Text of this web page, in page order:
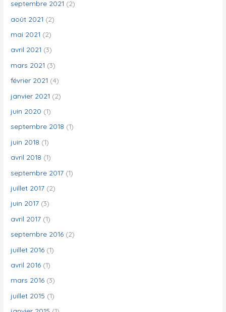
septembre 2021 (2)
août 2021 (2)
mai 2021 (2)
avril 2021 (3)
mars 2021 (3)
février 2021 (4)
janvier 2021 (2)
juin 2020 (1)
septembre 2018 (1)
juin 2018 (1)
avril 2018 (1)
septembre 2017 (1)
juillet 2017 (2)
juin 2017 (3)
avril 2017 (1)
septembre 2016 (2)
juillet 2016 (1)
avril 2016 (1)
mars 2016 (3)
juillet 2015 (1)